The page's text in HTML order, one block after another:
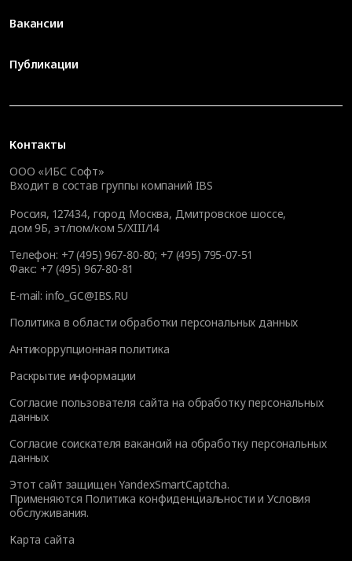
Контакты
ООО «ИБС Софт»
Входит в состав группы компаний IBS
Россия, 127434, город Москва, Дмитровское шоссе,
дом 9Б, эт/пом/ком 5/XIII/14
Телефон: +7 (495) 967-80-80; +7 (495) 795-07-51
Факс: +7 (495) 967-80-81
E-mail: info_GC@IBS.RU
Политика в области обработки персональных данных
Антикоррупционная политика
Раскрытие информации
Согласие пользователя сайта на обработку персональных
данных
Согласие соискателя вакансий на обработку персональных
данных
Этот сайт защищен YandexSmartCaptcha.
Применяются Политика конфиденциальности иУсловия
обслуживания.
Карта сайта
Вакансии
Публикации